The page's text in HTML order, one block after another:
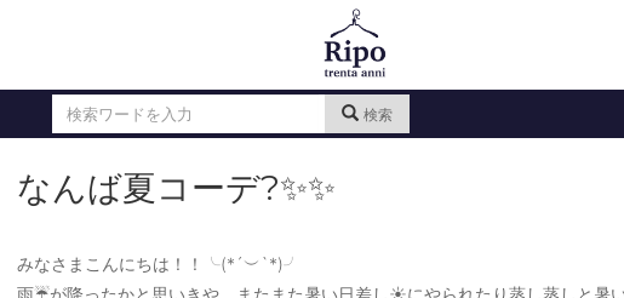
検索
なんば夏コーデ?✨✨
みなさまこんにちは！！╰(*´︶`*)╯
雨☔️が降ったかと思いきや、またまた暑い日差し☀️にやられたり蒸し蒸しと暑